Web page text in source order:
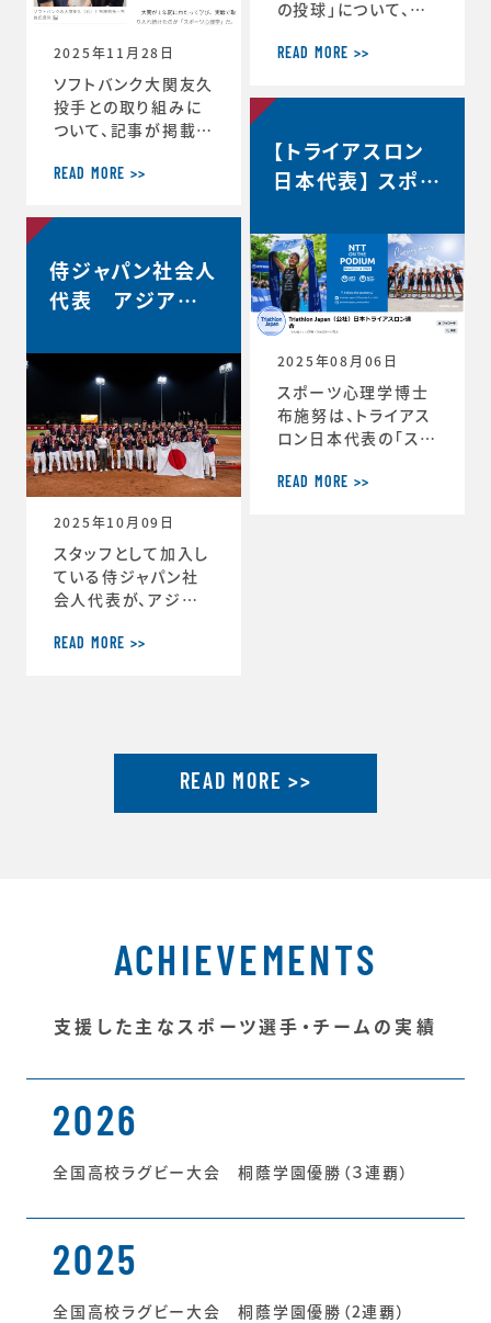
自分の最高を引き出
ツ心理学博士が語る
結果を出し続ける人
の
2025年11月28日
ソフトバンク大関友久
投手との取り組みに
ついて、記事が掲載さ
理学で結果 大関投
＜朝日新聞デジタル
ahi.com/articles/
DA3S16351620.ht
ml
READ MORE >>
の投球」について、イ
ます。速球140km／
フトバンク大関友久
エンスです」https://
topics.smt.doco
mo.ne.jp/article/
day-445985
READ MORE >>
侍ジャパン社会人
代表 アジア選
2025年10月09日
スタッフとして加入し
ている侍ジャパン社
会人代表が、アジア
ました。アジア選手権
l.jp/jp/news/pres
s/20250930_1.ht
READ MORE >>
【トライアスロン
日本代表】 スポー
ト/ハイパフォーマ
ンスコーチ 就任
2025年08月06日
スポーツ心理学博士
布施努は、トライアス
ロン日本代表の「スポ
ハイパフォーマンスコ
READ MORE >>
READ MORE >>
ACHIEVEMENTS
支援した主なスポーツ選手・チームの実績
2026
全国高校ラグビー大会 桐蔭学園優勝（３連覇）
2025
全国高校ラグビー大会 桐蔭学園優勝（2連覇）